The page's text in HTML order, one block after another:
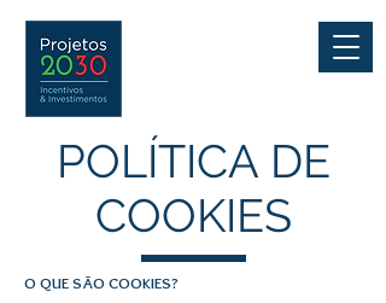
POLÍTICA DE
COOKIES
O QUE SÃO COOKIES?